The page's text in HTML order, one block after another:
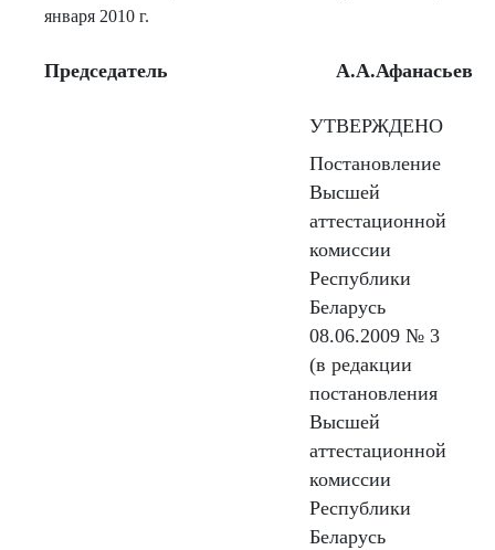
января 2010 г.
Председатель А.А.Афанасьев
УТВЕРЖДЕНО
Постановление
Высшей
аттестационной
комиссии
Республики
Беларусь
08.06.2009 № 3
(в редакции
постановления
Высшей
аттестационной
комиссии
Республики
Беларусь